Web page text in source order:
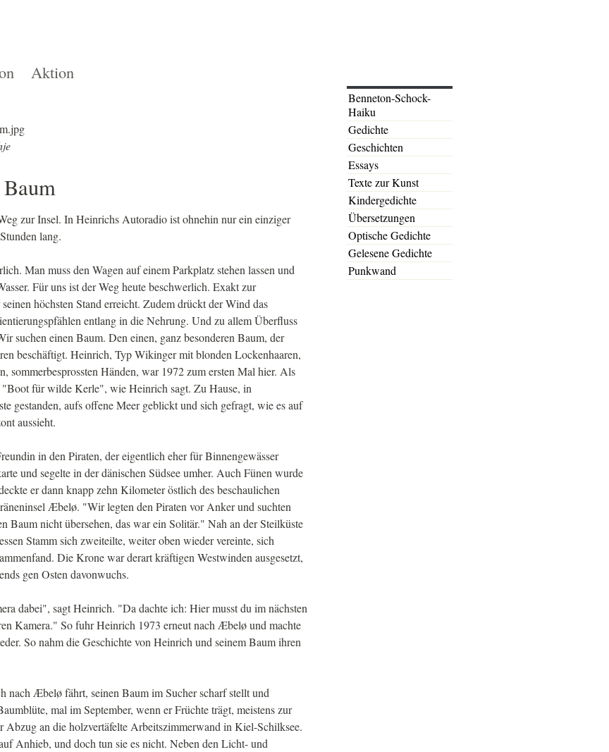
Benneton-Schock-
Haiku
Gedichte
Geschichten
Essays
Texte zur Kunst
Kindergedichte
Übersetzungen
Optische Gedichte
Gelesene Gedichte
Punkwand
Aktion
zur Insel. In Heinrichs Autoradio ist ohnehin nur ein einziger
lang.
Man muss den Wagen auf einem Parkplatz stehen lassen und
Für uns ist der Weg heute beschwerlich. Exakt zur
höchsten Stand erreicht. Zudem drückt der Wind das
entlang in die Nehrung. Und zu allem Überfluss
suchen einen Baum. Den einen, ganz besonderen Baum, der
beschäftigt. Heinrich, Typ Wikinger mit blonden Lockenhaaren,
sommerbesprossten Händen, war 1972 zum ersten Mal hier. Als
"Boot für wilde Kerle", wie Heinrich sagt. Zu Hause, in
gestanden, aufs offene Meer geblickt und sich gefragt, wie es auf
aussieht.
in den Piraten, der eigentlich eher für Binnengewässer
und segelte in der dänischen Südsee umher. Auch Fünen wurde
er dann knapp zehn Kilometer östlich des beschaulichen
Æbelø. "Wir legten den Piraten vor Anker und suchten
Baum nicht übersehen, das war ein Solitär." Nah an der Steilküste
Stamm sich zweiteilte, weiter oben wieder vereinte, sich
Die Krone war derart kräftigen Westwinden ausgesetzt,
gen Osten davonwuchs.
dabei", sagt Heinrich. "Da dachte ich: Hier musst du im nächsten
Kamera." So fuhr Heinrich 1973 erneut nach Æbelø und machte
So nahm die Geschichte von Heinrich und seinem Baum ihren
nach Æbelø fährt, seinen Baum im Sucher scharf stellt und
mal im September, wenn er Früchte trägt, meistens zur
Abzug an die holzvertäfelte Arbeitszimmerwand in Kiel-Schilksee.
Anhieb, und doch tun sie es nicht. Neben den Licht- und